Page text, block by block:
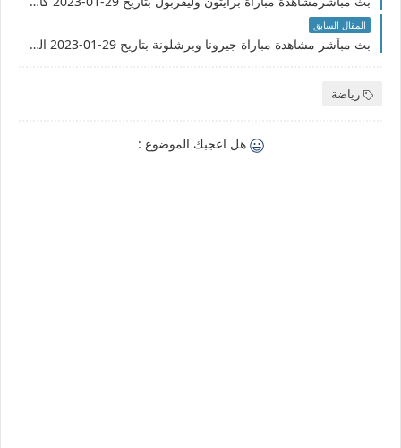
المقال السابق
بث مبآشر مشاهدة مباراة جيرونا وبرشلونة بتاريخ 29-01-2023 الدوري الاسباني
رياضة
هل اعجبك الموضوع :